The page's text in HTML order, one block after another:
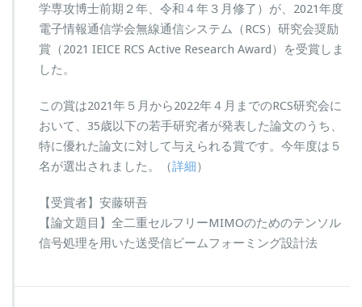
学専攻博士前期２年、令和４年３月修了）が、2021年度
電子情報通信学会無線通信システム（RCS）研究会奨励
賞（2021 IEICE RCS Active Research Award）を受賞しま
した。
この賞は2021年５月から2022年４月までのRCS研究会に
おいて、35歳以下の若手研究者が発表した論文のうち、
特に優れた論文に対して与えられる賞です。今年度は５
名が選出されました。（詳細）
【受賞者】安藤研吾
【論文題目】全二重セルフリーMIMOのためのテンソル
信号処理を用いた送受信ビームフォーミング設計法